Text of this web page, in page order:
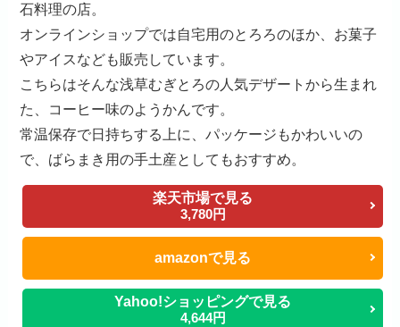
石料理の店。
オンラインショップでは自宅用のとろろのほか、お菓子
やアイスなども販売しています。
こちらはそんな浅草むぎとろの人気デザートから生まれ
た、コーヒー味のようかんです。
常温保存で日持ちする上に、パッケージもかわいいの
で、ばらまき用の手土産としてもおすすめ。
楽天市場で見る
3,780円
amazonで見る
Yahoo!ショッピングで見る
4,644円